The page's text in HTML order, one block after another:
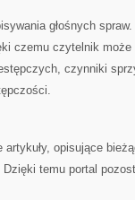
głośnych
czemu czytelnik
czynniki
opisujące
temu portal